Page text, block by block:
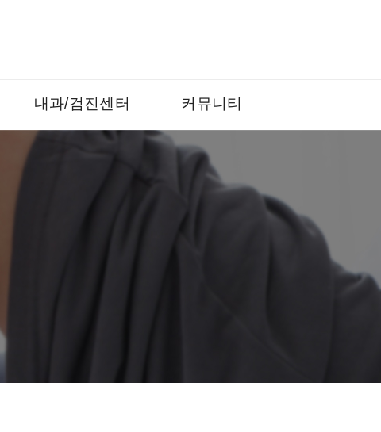
내과/검진센터 커뮤니티